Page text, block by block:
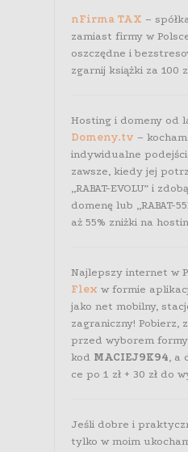
nFirma TAX –
zamiast firmy w
oszczędne i
zgarnij książki za 100
Hosting i domeny od
Domeny.tv –
indywidualne
zawsze, kiedy jej
„RABAT-EVOLU” i
domenę lub „RABAT-
aż 55% zniżki na
Najlepszy internet w
Flex w formie
jako net mobilny,
zagraniczny! Pobierz,
przed wyborem formy
kod MACIEJ9K94, a
ce po 1 zł + 30 zł do
Jeśli dobre i
tylko w moim